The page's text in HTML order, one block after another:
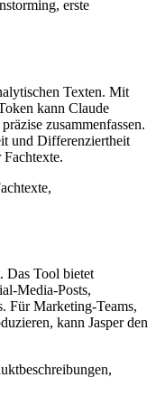
erste
Texten. Mit
kann Claude
zusammenfassen.
und Differenziertheit
Das Tool bietet
Media-Posts,
Für Marketing-Teams,
kann Jasper den